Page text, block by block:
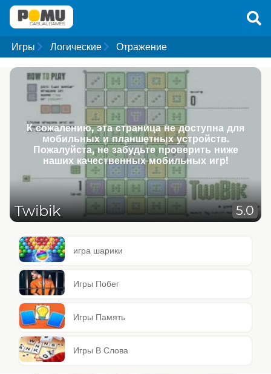
Игры Логические Отражение
К сожалению, эта страница не доступна для
мобильных и планшетных устройств.
Пожалуйста, не забудьте проверить ниже
наших качественных мобильных игр!
Twibik 5.0
игра шарики
Игры Побег
Игры Память
Игры В Слова